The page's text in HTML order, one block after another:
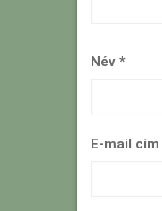
Név *
E-mail cím